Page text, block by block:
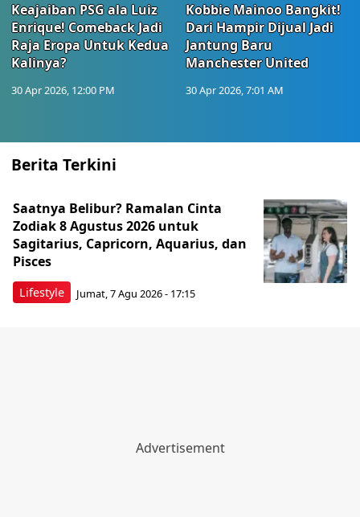
Keajaiban PSG ala Luiz
Enrique! Comeback Jadi
Raja Eropa Untuk Kedua
Kalinya?
30 Apr 2026, 12:00 PM
Kobbie Mainoo Bangkit!
Dari Hampir Dijual Jadi
Jantung Baru
Manchester United
30 Apr 2026, 7:01 AM
Berita Terkini
Lifestyle
Saatnya Belibur? Ramalan Cinta
Zodiak 8 Agustus 2026 untuk
Sagitarius, Capricorn, Aquarius, dan
Pisces
Jumat, 7 Agu 2026 - 17:15